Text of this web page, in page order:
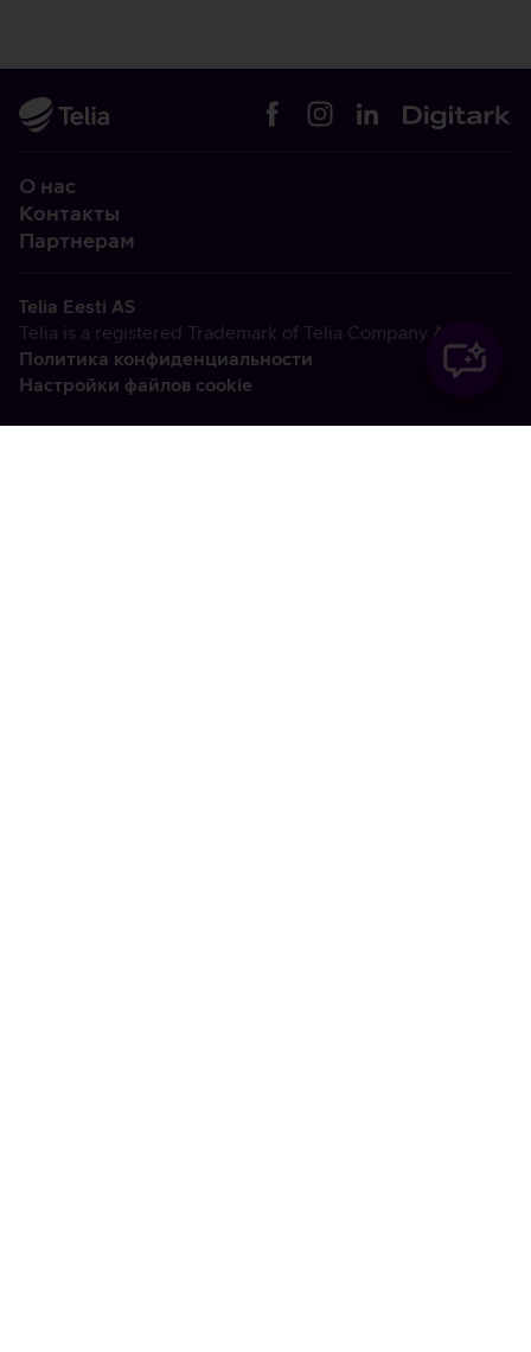
О нас
Контакты
Партнерам
Telia Eesti AS
Telia is a registered Trademark of Telia Company AB
Политика конфиденциальности
Настройки файлов cookie